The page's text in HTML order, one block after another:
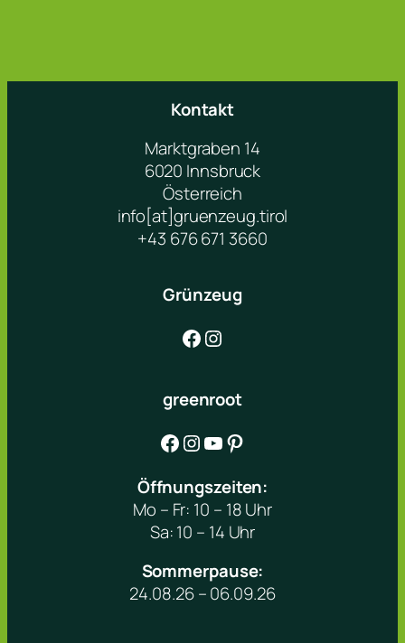
Kontakt
Marktgraben 14
6020 Innsbruck
Österreich
info[at]gruenzeug.tirol
+43 676 671 3660
Grünzeug
Facebook Instagram
greenroot
Facebook Instagram YouTube Pinterest
Öffnungszeiten:
Mo – Fr: 10 – 18 Uhr
Sa: 10 – 14 Uhr
Sommerpause:
24.08.26 – 06.09.26